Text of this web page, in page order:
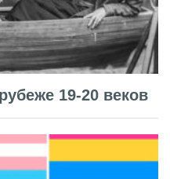
19-20 веков